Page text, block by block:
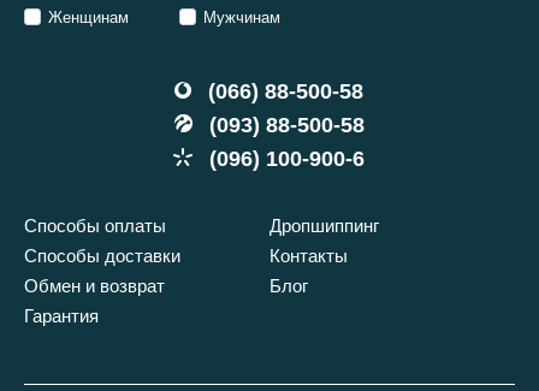
(066) 88-500-58
(093) 88-500-58
(096) 100-900-6
Способы оплаты
Способы доставки
Обмен и возврат
Гарантия
Дропшиппинг
Контакты
Блог
Женщинам Мужчинам